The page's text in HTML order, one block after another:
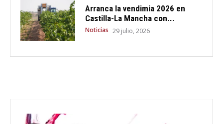
Arranca la vendimia 2026 en
Castilla-La Mancha con...
Noticias 29 julio, 2026